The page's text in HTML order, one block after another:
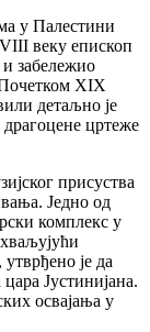
у Палестини
веку епископ
забележио
XIX
детаљно је
драгоцене цртеже
присуства
Једно од
комплекс у
је да
Јустинијана.
освајања у